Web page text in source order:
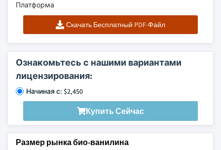
Платформа
Скачать Бесплатный PDF-Файл
Ознакомьтесь с нашими вариантами
лицензирования:
Начиная с: $2,450
Купить Сейчас
Размер рынка био-ванилина